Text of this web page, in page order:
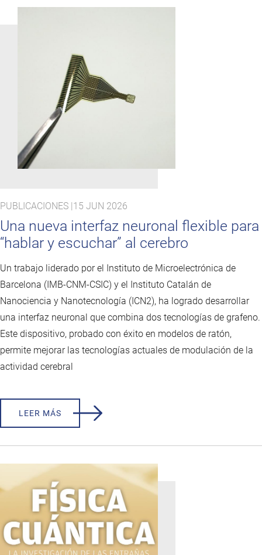
PUBLICACIONES | 15 JUN 2026
Una nueva interfaz neuronal flexible para
“hablar y escuchar” al cerebro
Un trabajo liderado por el Instituto de Microelectrónica de
Barcelona (IMB-CNM-CSIC) y el Instituto Catalán de
Nanociencia y Nanotecnología (ICN2), ha logrado desarrollar
una interfaz neuronal que combina dos tecnologías de grafeno.
Este dispositivo, probado con éxito en modelos de ratón,
permite mejorar las tecnologías actuales de modulación de la
actividad cerebral
LEER MÁS